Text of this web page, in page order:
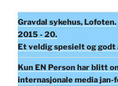
Gravdal sykehus, Lofoten.
2015 - 20.
Et veldig spesielt og godt
Kun EN Person har blitt
internasjonale media jan-